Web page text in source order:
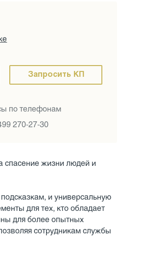
Запросить КП
по телефонам
270-27-30
спасение жизни людей и
и универсальную
для тех, кто обладает
для более опытных
сотрудникам службы